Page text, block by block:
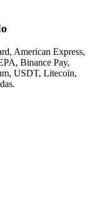
American Express,
Binance Pay,
USDT, Litecoin,